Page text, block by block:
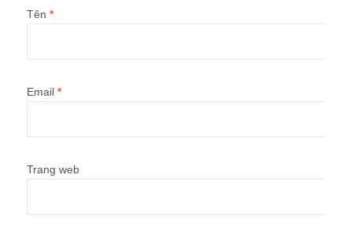
Tên *
Email *
Trang web